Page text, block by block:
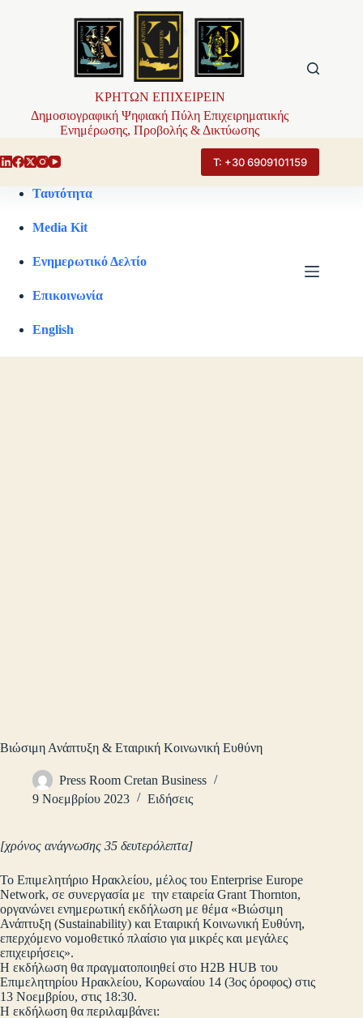
ΚΡΗΤΩΝ ΕΠΙΧΕΙΡΕΙΝ
Δημοσιογραφική Ψηφιακή Πύλη Επιχειρηματικής
Ενημέρωσης, Προβολής & Δικτύωσης
Τ: +30 6909101159
Ταυτότητα
Media Kit
Ενημερωτικό Δελτίο
Επικοινωνία
English
Βιώσιμη Ανάπτυξη & Εταιρική Κοινωνική Ευθύνη
Press Room Cretan Business
9 Νοεμβρίου 2023
Ειδήσεις
[χρόνος ανάγνωσης 35 δευτερόλεπτα]
Το Επιμελητήριο Ηρακλείου, μέλος του Enterprise Europe
Network, σε συνεργασία με την εταιρεία Grant Thornton,
οργανώνει ενημερωτική εκδήλωση με θέμα «Βιώσιμη
Ανάπτυξη (Sustainability) και Εταιρική Κοινωνική Ευθύνη,
επερχόμενο νομοθετικό πλαίσιο για μικρές και μεγάλες
επιχειρήσεις».
Η εκδήλωση θα πραγματοποιηθεί στο H2B HUB του
Επιμελητηρίου Ηρακλείου, Κορωναίου 14 (3ος όροφος) στις
13 Νοεμβρίου, στις 18:30.
Η εκδήλωση θα περιλαμβάνει: